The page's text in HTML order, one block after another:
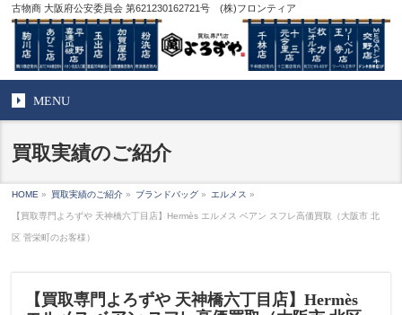
古物商 大阪府公安委員会 第621230162721号 (株)フロンティア
MENU
買取実績のご紹介
HOME » 買取実績のご紹介 » ブランドバッグ » エルメス »
【買取専門よろずや 天神橋六丁目店】Hermès エルメス ベアン スフレ高価買取（大阪市 北
区 菅栄町のお客様）
【買取専門よろずや 天神橋六丁目店】Hermès